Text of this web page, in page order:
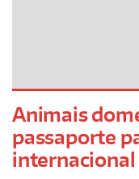
Animais
passaporte
internacional